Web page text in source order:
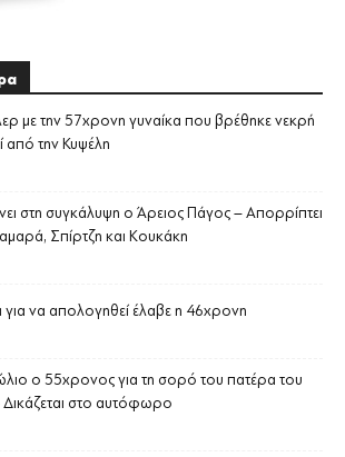
με την 57χρονη γυναίκα που βρέθηκε νεκρή
από την Κυψέλη
στη συγκάλυψη ο Άρειος Πάγος – Απορρίπτει
Σπίρτζη και Κουκάκη
για να απολογηθεί έλαβε η 46χρονη
ο 55χρονος για τη σορό του πατέρα του
Δικάζεται στο αυτόφωρο